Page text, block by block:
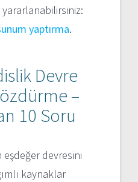
yaptırma.
Devre
–
10 Soru
eşdeğer devresini
kaynaklar